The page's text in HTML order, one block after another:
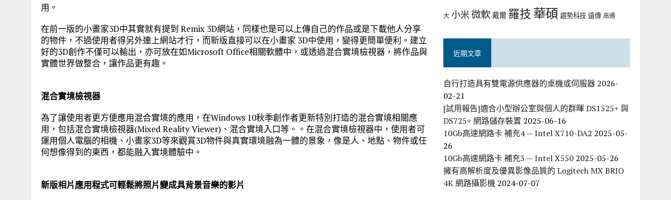
用。
在前一版的小畫家3D中其實就有提到 Remix 3D網站，同樣也是可以上傳自己的作品或是下載他人分享
的物件，不過使用者得另外連上網站才行，而新版直接可以在小畫家 3D中使用，變得更簡單便利。建立
好的3D創作不僅可以輸出，亦可放在如Microsoft Office相關軟體中，或透過混合實境檢視器，將作品與
實體世界做整合，讓作品更有趣。
混合實境檢視器
為了讓使用者更方便應用混合實境的應用，在Windows 10秋季創作者更新特別打造的混合實境相關應
用，包括混合實境檢視器(Mixed Reality Viewer)、混合實境入口等。。在混合實境檢視器中，使用者可
運用個人電腦的相機、小畫家3D等來觀賞3D物件與真實環境融為一體的景象，像是人、地點、物件或任
何想像得到的東西，都能融入實境體驗中。
新版相片應用程式可輕鬆將照片變成具背景音樂的影片
大 小米微軟 戴爾 羅技華碩 趨勢科技 遠傳 高通
近期文章
自行打造具有雙電源供應器的桌機或伺服器 2026-
02-21
[試用報告]適合小型辦公室與個人的群暉 DS1525+ 與
DS725+ 網路儲存裝置 2025-06-16
10Gb高速網路卡 補充4 — Intel X710-DA2 2025-05-
26
10Gb高速網路卡 補充3 — Intel X550 2025-05-26
擁有高解析度及優異影像品質的 Logitech MX BRIO
4K 網路攝影機 2024-07-07